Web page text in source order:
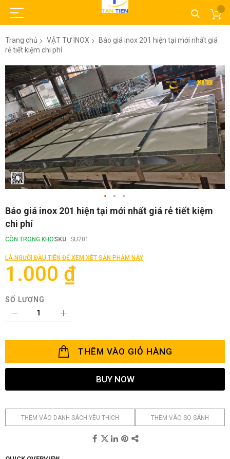
Trang chủ VẬT TƯ INOX
Báo giá inox 201 hiện tại mới nhất giá
rẻ tiết kiệm chi phí
Chuyển
đến
phần
đầu
của
thư
viện
hình
ảnh
Chuyển
phần
đầu
của
thư
viện
hình
Báo giá inox 201 hiện tại mới nhất giá rẻ tiết kiệm
chi phí
CÒN TRONG KHOSKU SU201
LÀ NGƯỜI ĐẦU TIÊN ĐỂ XEM XÉT SẢN PHẨM NÀY
1.000 ₫
SỐ LƯỢNG
THÊM VÀO GIỎ HÀNG
BUY NOW
THÊM VÀO DANH SÁCH YÊU THÍCH THÊM VÀO SO SÁNH